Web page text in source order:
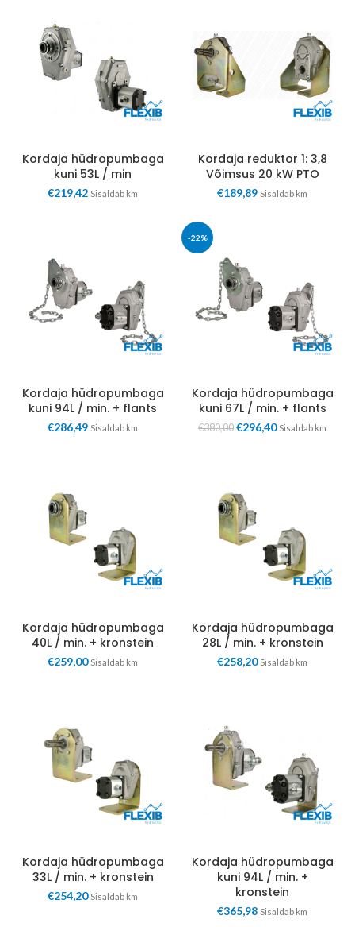
Kordaja hüdropumbaga
kuni 53L / min
€219,42 Sisaldab km
Kordaja reduktor 1: 3,8
Võimsus 20 kW PTO
€189,89 Sisaldab km
Kordaja hüdropumbaga
kuni 94L / min. + flants
€286,49 Sisaldab km
-22%
Kordaja hüdropumbaga
kuni 67L / min. + flants
€380,00 €296,40 Sisaldab km
Kordaja hüdropumbaga
40L / min. + kronstein
€259,00 Sisaldab km
Kordaja hüdropumbaga
28L / min. + kronstein
€258,20 Sisaldab km
Kordaja hüdropumbaga
33L / min. + kronstein
€254,20 Sisaldab km
Kordaja hüdropumbaga
kuni 94L / min. +
kronstein
€365,98 Sisaldab km